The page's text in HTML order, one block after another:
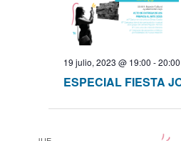
ESPECIAL FIESTA
19 julio, 2023 @ 19:00 -20:00